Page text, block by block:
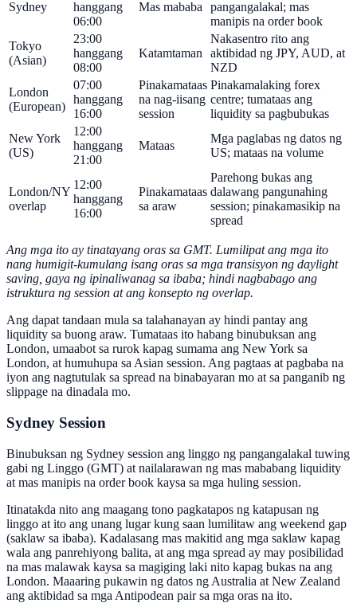
Sydney
hanggang
06:00
Mas mababa
pangangalakal; mas
manipis na order book
Tokyo
(Asian)
23:00
hanggang
08:00
Katamtaman
Nakasentro rito ang
aktibidad ng JPY, AUD, at
NZD
London
(European)
07:00
hanggang
16:00
Pinakamataas
na nag-iisang
session
Pinakamalaking forex
centre; tumataas ang
liquidity sa pagbubukas
New York
(US)
12:00
hanggang
21:00
Mataas
Mga paglabas ng datos ng
US; mataas na volume
London/NY
overlap
12:00
hanggang
16:00
Pinakamataas
sa araw
Parehong bukas ang
dalawang pangunahing
session; pinakamasikip na
spread
Ang mga ito ay tinatayang oras sa GMT. Lumilipat ang mga ito
nang humigit-kumulang isang oras sa mga transisyon ng daylight
saving, gaya ng ipinaliwanag sa ibaba; hindi nagbabago ang
istruktura ng session at ang konsepto ng overlap.
Ang dapat tandaan mula sa talahanayan ay hindi pantay ang
liquidity sa buong araw. Tumataas ito habang binubuksan ang
London, umaabot sa rurok kapag sumama ang New York sa
London, at humuhupa sa Asian session. Ang pagtaas at pagbaba na
iyon ang nagtutulak sa spread na binabayaran mo at sa panganib ng
slippage na dinadala mo.
Sydney Session
Binubuksan ng Sydney session ang linggo ng pangangalakal tuwing
gabi ng Linggo (GMT) at nailalarawan ng mas mababang liquidity
at mas manipis na order book kaysa sa mga huling session.
Itinatakda nito ang maagang tono pagkatapos ng katapusan ng
linggo at ito ang unang lugar kung saan lumilitaw ang weekend gap
(saklaw sa ibaba). Kadalasang mas makitid ang mga saklaw kapag
wala ang panrehiyong balita, at ang mga spread ay may posibilidad
na mas malawak kaysa sa magiging laki nito kapag bukas na ang
London. Maaaring pukawin ng datos ng Australia at New Zealand
ang aktibidad sa mga Antipodean pair sa mga oras na ito.